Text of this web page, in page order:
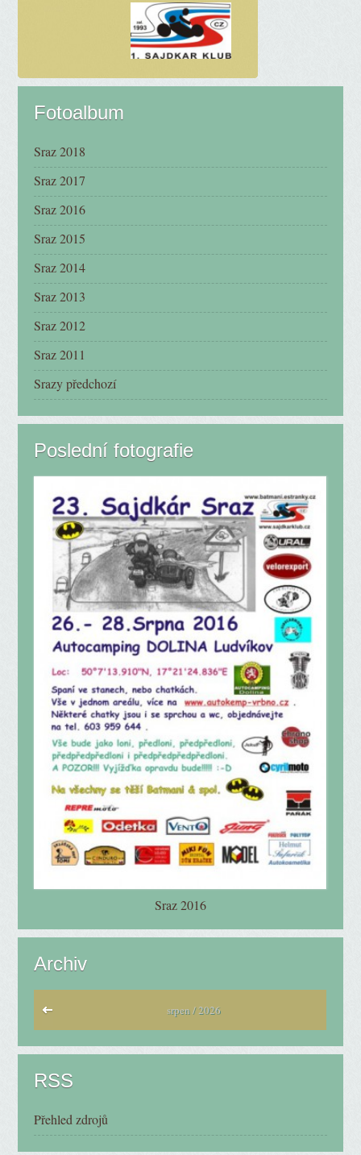
Fotoalbum
Sraz 2018
Sraz 2017
Sraz 2016
Sraz 2015
Sraz 2014
Sraz 2013
Sraz 2012
Sraz 2011
Srazy předchozí
Poslední fotografie
Sraz 2016
Archiv
srpen / 2026
RSS
Přehled zdrojů